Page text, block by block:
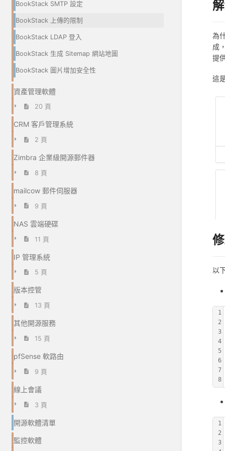
BookStack SMTP 設定
BookStack 上傳的限制
BookStack LDAP 登入
BookStack 生成 Sitemap 網站地圖
BookStack 圖片增加安全性
資產管理軟體
20 頁
CRM 客戶管理系統
2 頁
Zimbra 企業級開源郵件器
8 頁
mailcow 郵件伺服器
9 頁
NAS 雲端硬碟
11 頁
IP 管理系統
5 頁
版本控管
13 頁
其他開源服務
15 頁
pfSense 軟路由
9 頁
線上會議
3 頁
開源軟體清單
監控軟體
為
成
提
這
以
1
2
3
4
5
6
7
8
1
2
3